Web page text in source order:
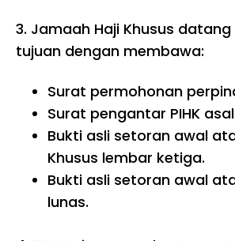
3. Jamaah Haji Khusus datang
tujuan dengan membawa:
Surat permohonan
Surat pengantar PIHK asal
Bukti asli setoran awal
Khusus lembar ketiga.
Bukti asli setoran awal
lunas.